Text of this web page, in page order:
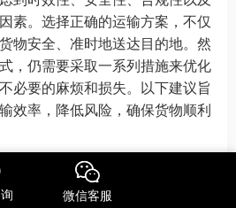
素。选择正确的运输方案，不仅
物安全、准时地送达目的地。然
，仍需要采取一系列措施来优化
必要的麻烦和损失。以下建议旨
效率，降低风险，确保货物顺利
良好的
运输服务商
微信客服